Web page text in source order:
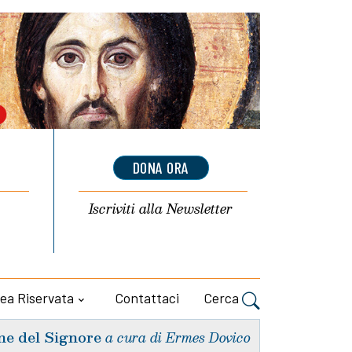
DONA ORA
Iscriviti allaNewsletter
Riservata Contattaci Cerca
del Signorea cura di Ermes Dovico